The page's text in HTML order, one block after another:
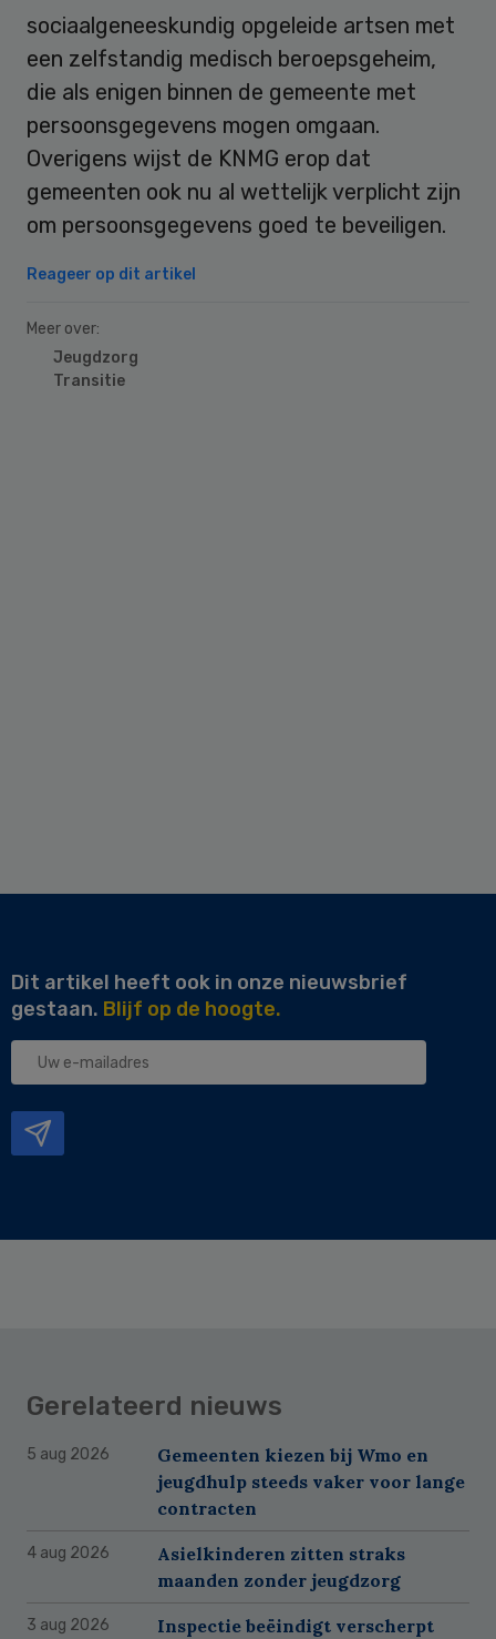
sociaalgeneeskundig opgeleide artsen met
een zelfstandig medisch beroepsgeheim,
die als enigen binnen de gemeente met
persoonsgegevens mogen omgaan.
Overigens wijst de KNMG erop dat
gemeenten ook nu al wettelijk verplicht zijn
om persoonsgegevens goed te beveiligen.
Reageer op dit artikel
Meer over:
Jeugdzorg
Transitie
Dit artikel heeft ook in onze nieuwsbrief
gestaan. Blijf op de hoogte.
Uw
Gerelateerd nieuws
5 aug 2026
Gemeenten kiezen bij Wmo en
jeugdhulp steeds vaker voor lange
contracten
4 aug 2026
Asielkinderen zitten straks
maanden zonder jeugdzorg
3 aug 2026
Inspectie beëindigt verscherpt